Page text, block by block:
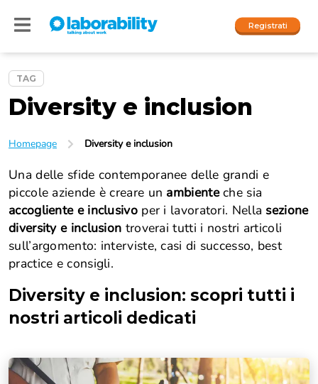
Registrati
Accedi
Company
TAG
Diversity e inclusion
Homepage Diversity e inclusion
Una delle sfide contemporanee delle grandi e
piccole aziende è creare un ambienteche sia
accogliente e inclusivoper i lavoratori. Nella sezione
diversity e inclusion troverai tutti i nostri articoli
sull’argomento: interviste, casi di successo, best
practice e consigli.
Diversity e inclusion: scopri tutti i
nostri articoli dedicati